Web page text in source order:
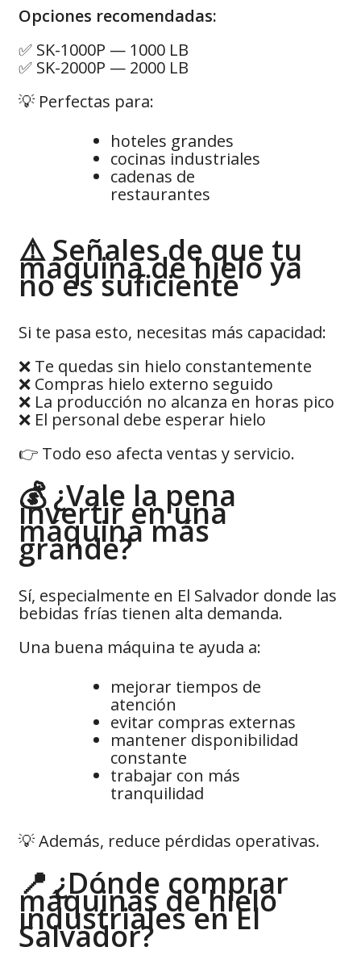
Opciones recomendadas:
✅ SK-1000P — 1000 LB
✅ SK-2000P — 2000 LB
💡 Perfectas para:
hoteles grandes
cocinas industriales
cadenas de
restaurantes
⚠️ Señales de que tu
máquina de hielo ya
no es suficiente
Si te pasa esto, necesitas más capacidad:
❌ Te quedas sin hielo constantemente
❌ Compras hielo externo seguido
❌ La producción no alcanza en horas pico
❌ El personal debe esperar hielo
👉 Todo eso afecta ventas y servicio.
💰 ¿Vale la pena
invertir en una
máquina más
grande?
Sí, especialmente en El Salvador donde las
bebidas frías tienen alta demanda.
Una buena máquina te ayuda a:
mejorar tiempos de
atención
evitar compras externas
mantener disponibilidad
constante
trabajar con más
tranquilidad
💡 Además, reduce pérdidas operativas.
📍 ¿Dónde comprar
máquinas de hielo
industriales en El
Salvador?